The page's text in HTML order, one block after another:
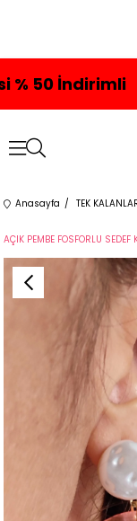
Yeni
Anasayfa TEK
AÇIK PEMBE FOSFORLU